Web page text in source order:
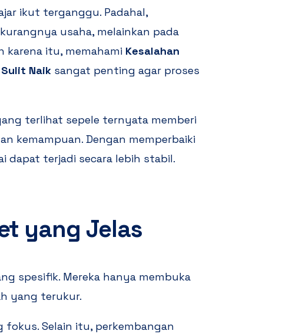
ikut terganggu. Padahal,
usaha, melainkan pada
karena itu, memahami Kesalahan
Naik sangat penting agar proses
terlihat sepele ternyata memberi
kemampuan. Dengan memperbaiki
dapat terjadi secara lebih stabil.
yang Jelas
spesifik. Mereka hanya membuka
yang terukur.
fokus. Selain itu, perkembangan